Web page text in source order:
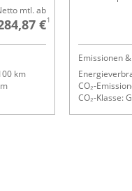
mtl. ab
€1
km
Emissionen
CO₂-
CO₂-Klasse: G